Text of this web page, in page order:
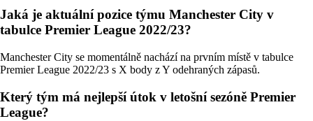
Jaká je aktuální pozice týmu Manchester City v
tabulce Premier League 2022/23?
Manchester City se momentálně nachází na prvním místě v tabulce
Premier League 2022/23 s X body z Y odehraných zápasů.
Který tým má nejlepší útok v letošní sezóně Premier
League?